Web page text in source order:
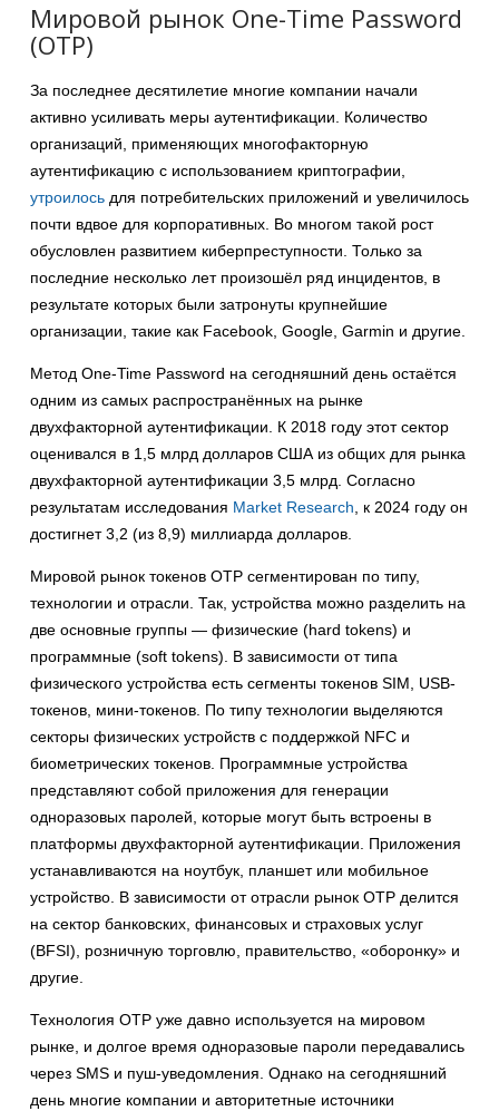
Мировой рынок One-Time Password
(OTP)
За последнее десятилетие многие компании начали
активно усиливать меры аутентификации. Количество
организаций, применяющих многофакторную
аутентификацию с использованием криптографии,
утроилось для потребительских приложений и увеличилось
почти вдвое для корпоративных. Во многом такой рост
обусловлен развитием киберпреступности. Только за
последние несколько лет произошёл ряд инцидентов, в
результате которых были затронуты крупнейшие
организации, такие как Facebook, Google, Garmin и другие.
Метод One-Time Password на сегодняшний день остаётся
одним из самых распространённых на рынке
двухфакторной аутентификации. К 2018 году этот сектор
оценивался в 1,5 млрд долларов США из общих для рынка
двухфакторной аутентификации 3,5 млрд. Согласно
результатам исследования Market Research , к 2024 году он
достигнет 3,2 (из 8,9) миллиарда долларов.
Мировой рынок токенов OTP сегментирован по типу,
технологии и отрасли. Так, устройства можно разделить на
две основные группы — физические (hard tokens) и
программные (soft tokens). В зависимости от типа
физического устройства есть сегменты токенов SIM, USB-
токенов, мини-токенов. По типу технологии выделяются
секторы физических устройств с поддержкой NFC и
биометрических токенов. Программные устройства
представляют собой приложения для генерации
одноразовых паролей, которые могут быть встроены в
платформы двухфакторной аутентификации. Приложения
устанавливаются на ноутбук, планшет или мобильное
устройство. В зависимости от отрасли рынок OTP делится
на сектор банковских, финансовых и страховых услуг
(BFSI), розничную торговлю, правительство, «оборонку» и
другие.
Технология OTP уже давно используется на мировом
рынке, и долгое время одноразовые пароли передавались
через SMS и пуш-уведомления. Однако на сегодняшний
день многие компании и авторитетные источники